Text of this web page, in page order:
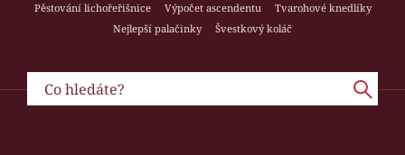
Pěstování lichořeřišnice
Výpočet ascendentu
Tvarohové knedlíky
Nejlepší palačinky
Švestkový koláč